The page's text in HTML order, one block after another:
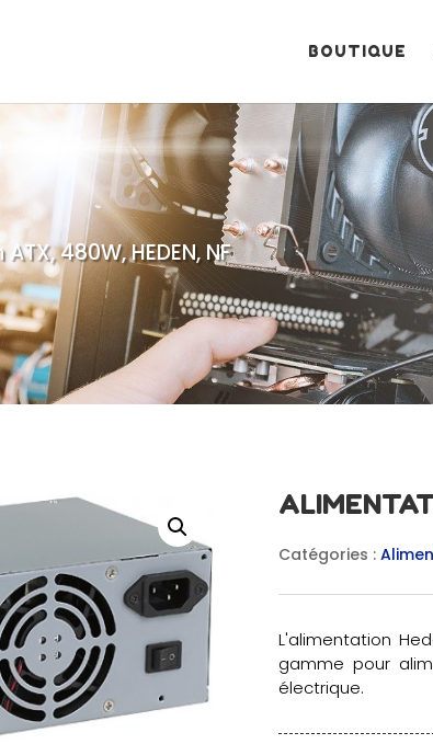
BOUTIQUE
480W, HEDEN, NF
Catégories :
L'alimentation
gamme pour
électrique.